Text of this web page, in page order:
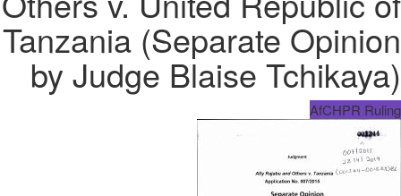
Tanzania (Separate Opinion
by Judge Blaise Tchikaya)
AfCHPR Ruling